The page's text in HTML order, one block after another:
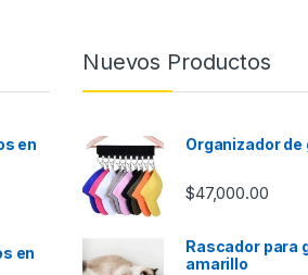
en
en
Nuevos Productos
Organizador de
$47,000.00
Rascador para
amarillo